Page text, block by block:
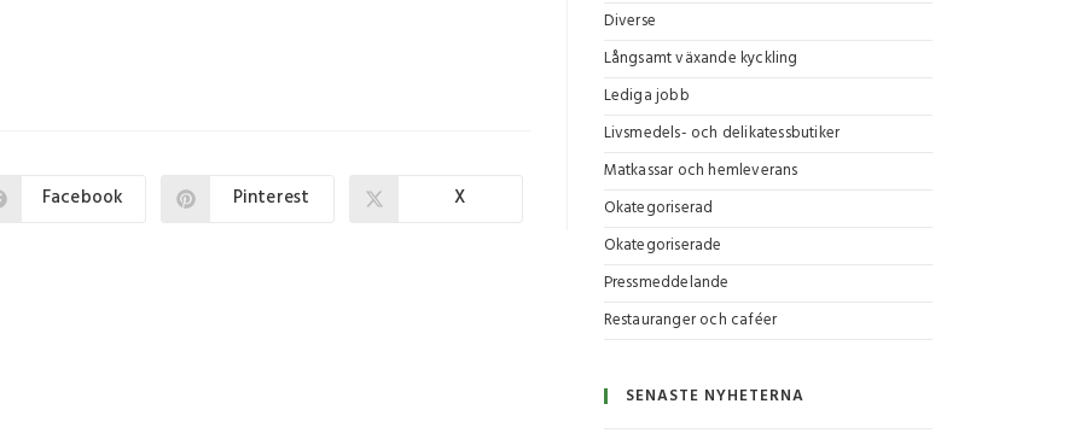
Facebook Pinterest X
Diverse
Långsamt växande kyckling
Lediga jobb
Livsmedels- och delikatessbutiker
Matkassar och hemleverans
Okategoriserad
Okategoriserade
Pressmeddelande
Restauranger och caféer
SENASTE NYHETERNA